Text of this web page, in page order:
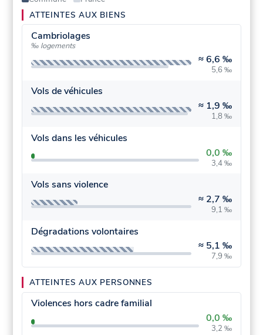
ATTEINTES AUX BIENS
Cambriolages
‰ logements
≈6,6 ‰
5,6 ‰
Vols de véhicules
≈ 1,9 ‰
1,8 ‰
Vols dans les véhicules
0,0 ‰
3,4 ‰
Vols sans violence
≈ 2,7 ‰
9,1 ‰
Dégradations volontaires
≈ 5,1 ‰
7,9 ‰
ATTEINTES AUX PERSONNES
Violences hors cadre familial
0,0 ‰
3,2 ‰